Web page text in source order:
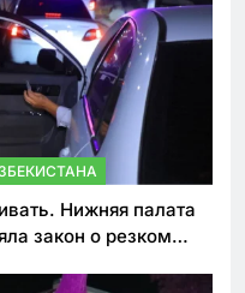
Нижняя палата
закон о резком